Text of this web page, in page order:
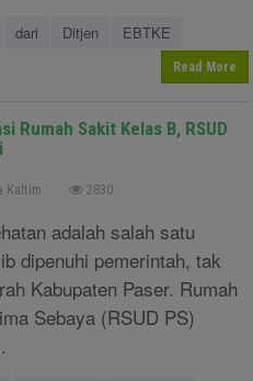
dari Ditjen
EBTKE
Read More
Rumah Sakit Kelas B, RSUD
Kaltim 2830
adalah salah satu
dipenuhi pemerintah, tak
Kabupaten Paser. Rumah
Sebaya (RSUD PS)